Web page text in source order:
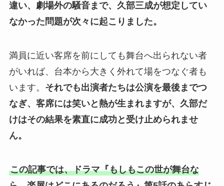
違い、劇場外の騒音まで、久部三成が想定してい
なかった問題が次々に起こりました。
満員に近い客席を前にしても舞台へ出られない者
がいれば、台本から大きく外れて場をつなぐ者も
います。 それでも出演者たちは公演を最後までつ
なぎ、客席には笑いと熱が生まれますが、久部だ
けはその結果を素直に成功と受け止められませ
ん。
この記事では、ドラマ『もしもこの世が舞台な